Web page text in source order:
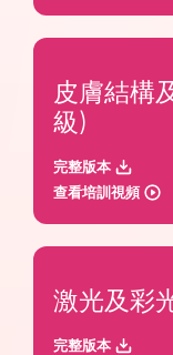
皮膚結構
級)
完整版本
查看培訓視頻
激光及彩
完整版本